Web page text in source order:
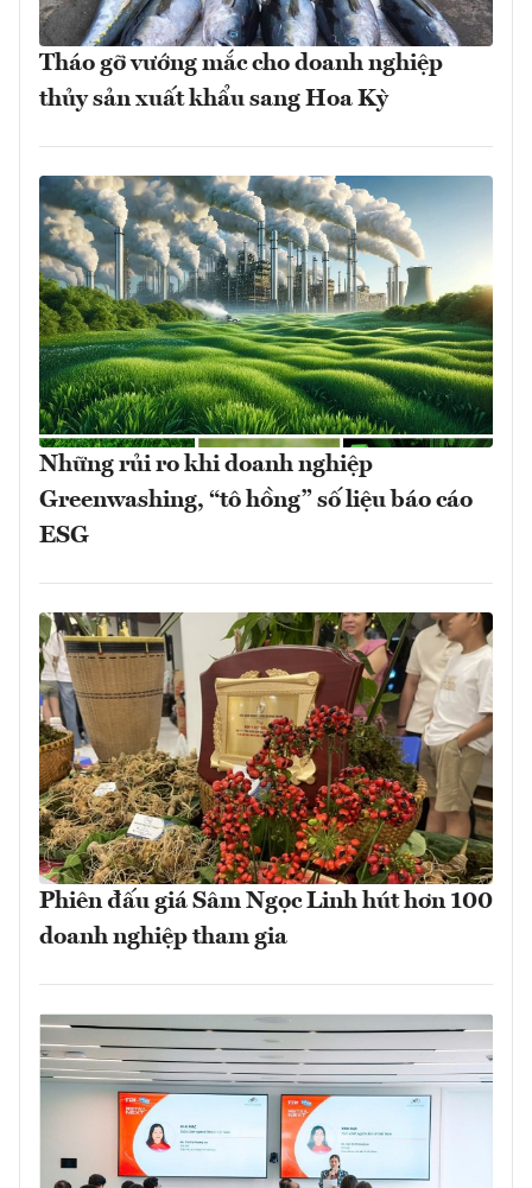
Tháo gỡ vướng mắc cho doanh nghiệp
thủy sản xuất khẩu sang Hoa Kỳ
Những rủi ro khi doanh nghiệp
Greenwashing, “tô hồng” số liệu báo cáo
ESG
Phiên đấu giá Sâm Ngọc Linh hút hơn 100
doanh nghiệp tham gia